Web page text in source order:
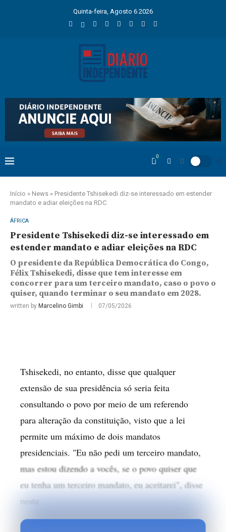
Quinta-feira, Agosto 6 2026
0
Início » News » Presidente Tshisekedi diz-se interessado em estender
mandato e adiar eleições na RDC
ÁFRICA
Presidente Tshisekedi diz-se interessado em
estender mandato e adiar eleições na RDC
O presidente da República Democrática do Congo,
Félix Tshisekedi, disse que tem interesse em
concorrer para um terceiro mandato, caso o povo o
quiser, quando terminar o seu mandato em 2028.
written by Marcelino Gimbi 07/05/2026
Tshisekedi, no entanto, disse que qualquer
extensão de sua presidência só seria feita
consultando o povo por meio de um referendo
para alteração da constituição, visto que a lei
permite um máximo de dois mandatos
presidenciais. "Eu não pedi um terceiro mandato,
mas estou dizendo a vocês, se o povo quiser que
eu tenha um terceiro mandato, eu aceitarei", disse
nesta